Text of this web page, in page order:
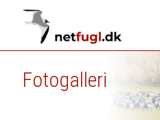
Fotogalleri